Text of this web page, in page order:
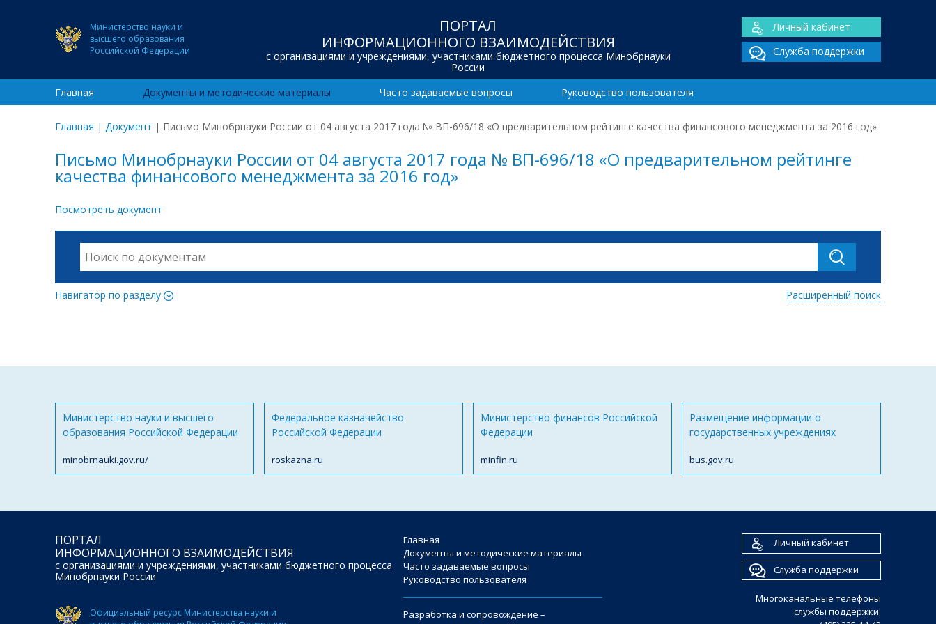
Министерство науки и
высшего образования
Российской Федерации
ПОРТАЛ
ИНФОРМАЦИОННОГО ВЗАИМОДЕЙСТВИЯ
с организациями и учреждениями, участниками бюджетного процесса Минобрнауки
России
Личный кабинет
Служба поддержки
Главная Документы и методические материалы Часто задаваемые вопросы Руководство пользователя
Главная | Документ | Письмо Минобрнауки России от 04 августа 2017 года № ВП-696/18 «О предварительном рейтинге качества финансового менеджмента за 2016 год»
Письмо Минобрнауки России от 04 августа 2017 года № ВП-696/18 «О предварительном рейтинге
качества финансового менеджмента за 2016 год»
Посмотреть документ
Навигатор по разделу Расширенный поиск
Министерство науки и высшего
образования Российской Федерации
minobrnauki.gov.ru/
Федеральное казначейство
Российской Федерации
roskazna.ru
Министерство финансов Российской
Федерации
minfin.ru
Размещение информации о
государственных учреждениях
bus.gov.ru
ПОРТАЛ
ИНФОРМАЦИОННОГО ВЗАИМОДЕЙСТВИЯ
с организациями и учреждениями, участниками бюджетного процесса
Минобрнауки России
Официальный ресурс Министерства науки и
Главная
Документы и методические материалы
Часто задаваемые вопросы
Руководство пользователя
Разработка и сопровождение –
Личный кабинет
Служба поддержки
Многоканальные телефоны
службы поддержки: